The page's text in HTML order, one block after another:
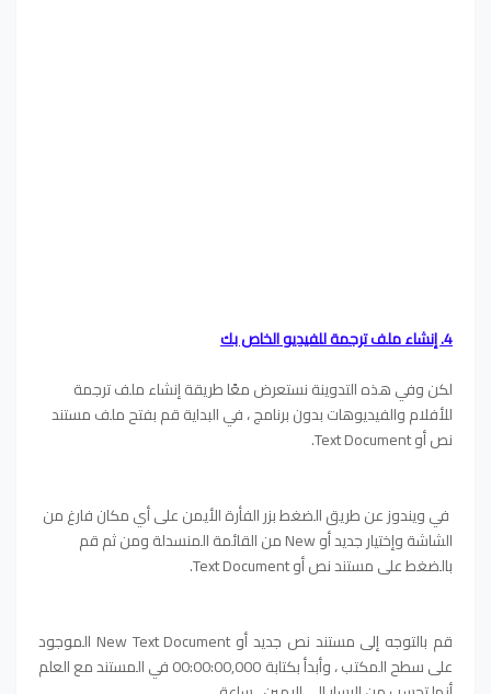
4. إنشاء ملف ترجمة للفيديو الخاص بك
لكن وفي هذه التدوينة نستعرض معًا طريقة إنشاء ملف ترجمة
للأفلام والفيديوهات بدون برنامج ، في البداية قم بفتح ملف مستند
نص أو Text Document.
في ويندوز عن طريق الضغط بزر الفأرة الأيمن على أي مكان فارغ من
الشاشة وإختيار جديد أو New من القائمة المنسدلة ومن ثم قم
بالضغط على مستند نص أو Text Document.
قم بالتوجه إلى مستند نص جديد أو New Text Document الموجود
على سطح المكتب ، وأبدأ بكتابة 00:00:00,000 في المستند مع العلم